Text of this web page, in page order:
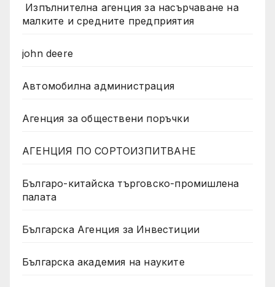
Изпълнителна агенция за насърчаване на
малките и средните предприятия
john deere
Автомобилна администрация
Агенция за обществени поръчки
АГЕНЦИЯ ПО СОРТОИЗПИТВАНЕ
Българо-китайска търговско-промишлена
палата
Българска Агенция за Инвестиции
Българска академия на науките